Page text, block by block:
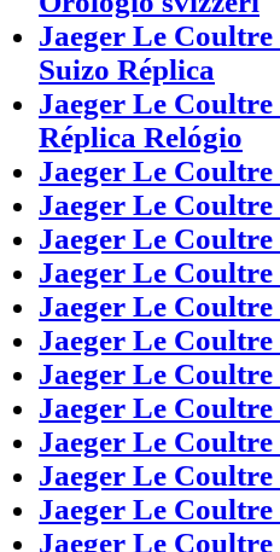
Jaeger Le
Suizo Réplica
Jaeger Le Coultre
Réplica Relógio
Jaeger Le
Jaeger Le
Jaeger Le Coultre
Jaeger Le
Jaeger Le
Jaeger Le
Jaeger Le
Jaeger Le
Jaeger Le
Jaeger Le
Jaeger Le Coultre
Jaeger Le